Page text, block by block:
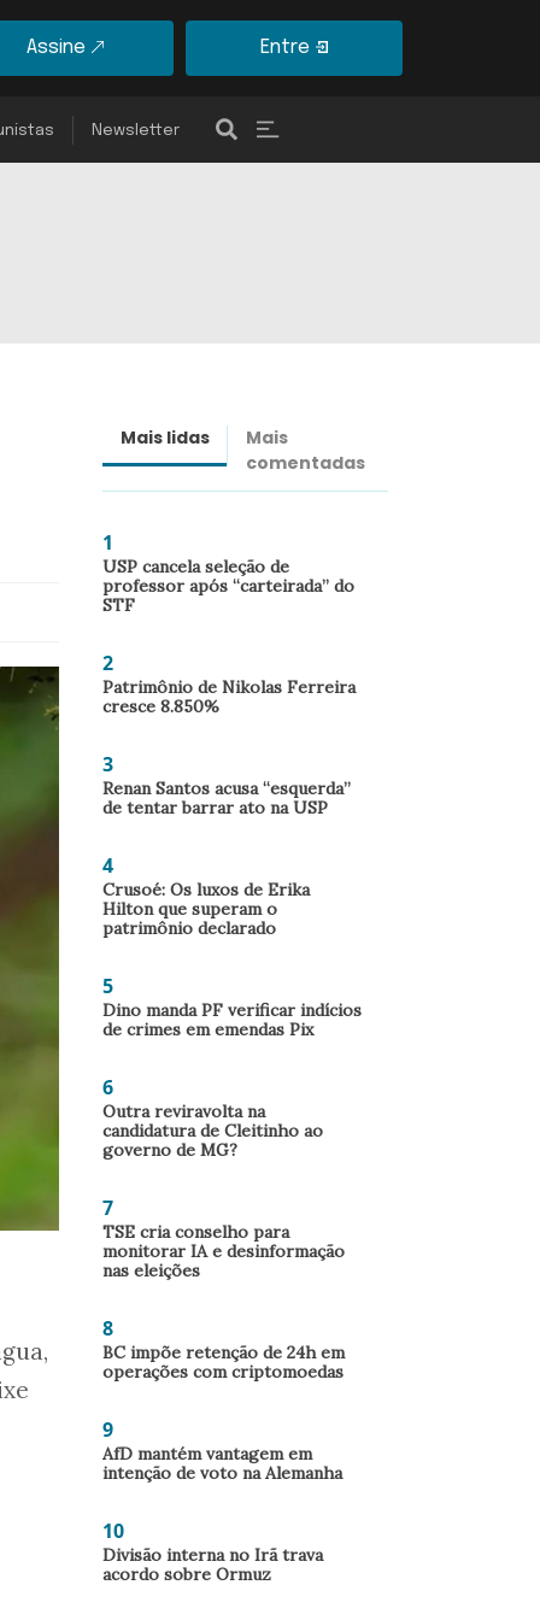
Assine Entre
Newsletter
Mais lidas
Mais
comentadas
1
USP cancela seleção de
professor após “carteirada” do
STF
2
Patrimônio de Nikolas Ferreira
cresce 8.850%
3
Renan Santos acusa “esquerda”
de tentar barrar ato na USP
4
Crusoé: Os luxos de Erika
Hilton que superam o
patrimônio declarado
5
Dino manda PF verificar indícios
de crimes em emendas Pix
6
Outra reviravolta na
candidatura de Cleitinho ao
governo de MG?
7
TSE cria conselho para
monitorar IA e desinformação
nas eleições
8
BC impõe retenção de 24h em
operações com criptomoedas
9
AfD mantém vantagem em
intenção de voto na Alemanha
10
Divisão interna no Irã trava
acordo sobre Ormuz